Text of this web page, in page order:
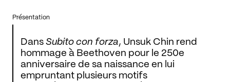
Présentation
Dans Subito con forza, Unsuk Chin rend
hommage à Beethoven pour le 250e
anniversaire de sa naissance en lui
empruntant plusieurs motifs